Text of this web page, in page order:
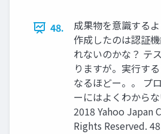
48.
成果物を意識する
作成したのは認証
れないのかな？ テ
りますが。実行する
なるほどー。。 プ
ーにはよくわから
2018 Yahoo Japan
Rights Reserved. 48